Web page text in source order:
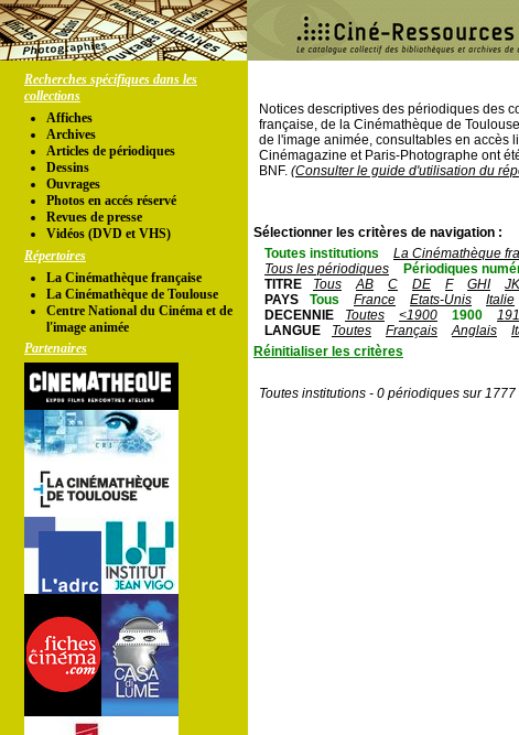
Recherches spécifiques dans les
collections
Affiches
Archives
Articles de périodiques
Dessins
Ouvrages
Photos en accés réservé
Revues de presse
Vidéos (DVD et VHS)
Répertoires
La Cinémathèque française
La Cinémathèque de Toulouse
Centre National du Cinéma et de
l'image animée
Partenaires
Notices descriptives des périodiques des
française, de la Cinémathèque de
de l'image animée, consultables en accès
Cinémagazine et Paris-Photographe ont
BNF. (Consulter le guide d'utilisation du
Sélectionner les critères de navigation :
Toutes institutions
La Cinémathèque
Tous les périodiques
Périodiques
TITRE
Tous AB C DE F GHI
PAYS
Tous France Etats-Unis Italie
DECENNIE
Toutes <1900 1900
LANGUE
Toutes Français Anglais
Réinitialiser les critères
Toutes institutions - 0 périodiques sur 1777